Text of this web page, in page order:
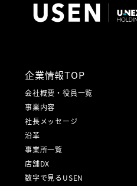
企業情報TOP
会社概要・役員一覧
事業内容
社長メッセージ
沿革
事業所一覧
店舗DX
数字で見るUSEN